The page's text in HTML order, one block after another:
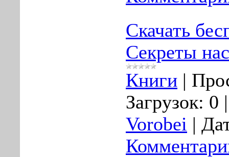
Скачать
Секреты
Книги |
Загрузок: 0
Vorobei |